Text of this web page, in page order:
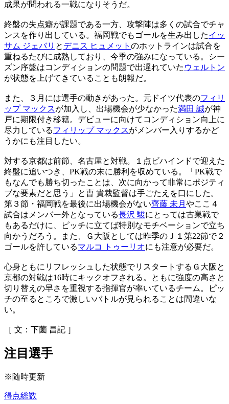
成果が問われる一戦になりそうだ。
終盤の失点癖が課題である一方、攻撃陣は多くの試合でチャ
ンスを作り出している。福岡戦でもゴールを生み出したイッ
サム ジェバリ と デニス ヒュメット のホットラインは試合を
重ねるたびに成熟しており、今季の強みになっている。シー
ズン序盤はコンディションの問題で出遅れていた ウェルトン
が状態を上げてきていることも朗報だ。
また、３月には選手の動きがあった。元ドイツ代表のフィリ
ップ マックスが加入し、出場機会が少なかった満田 誠が神
戸に期限付き移籍。デビューに向けてコンディション向上に
尽力しているフィリップ マックスがメンバー入りするかど
うかにも注目したい。
対する京都は前節、名古屋と対戦。１点ビハインドで迎えた
終盤に追いつき、PK戦の末に勝利を収めている。「PK戦で
もなんでも勝ち切ったことは、次に向かって非常にポジティ
ブな要素だと思う」と曺 貴裁監督は手ごたえを口にした。
第３節・福岡戦を最後に出場機会がない齊藤 未月 やここ４
試合はメンバー外となっている長沢 駿にとっては古巣戦で
もあるだけに、ピッチに立てば特別なモチベーションで立ち
向かうだろう。また、Ｇ大阪としては昨季のＪ１第22節で２
ゴールを許しているマルコ トゥーリオにも注意が必要だ。
心身ともにリフレッシュした状態でリスタートするＧ大阪と
京都の対戦は16時にキックオフされる。ともに強度の高さと
切り替えの早さを重視する指揮官が率いているチーム。ピッ
チの至るところで激しいバトルが見られることは間違いな
い。
［ 文：下薗 昌記 ］
注目選手
※随時更新
得点総数